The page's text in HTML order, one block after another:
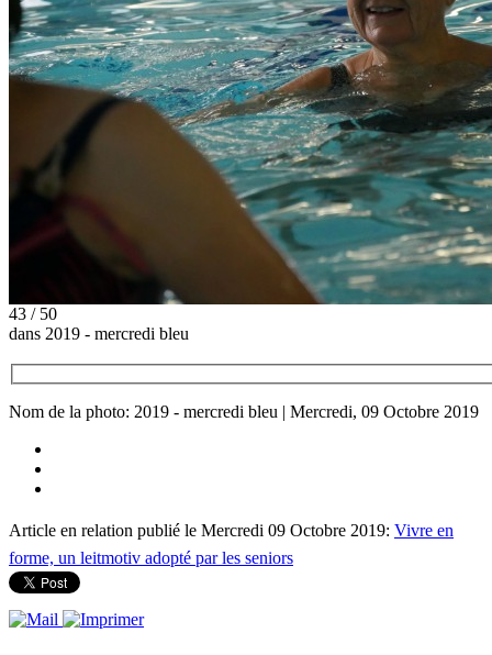
43 / 50
dans 2019 - mercredi bleu
Nom de la photo: 2019 - mercredi bleu | Mercredi, 09 Octobre 2019
Article en relation publié le Mercredi 09 Octobre 2019: Vivre en
forme, un leitmotiv adopté par les seniors